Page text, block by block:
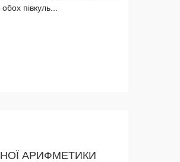
півкуль...
АРИФМЕТИКИ